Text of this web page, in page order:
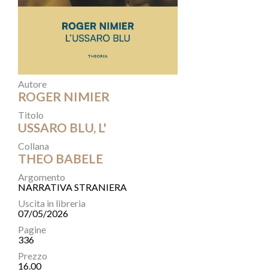
Autore
ROGER NIMIER
Titolo
USSARO BLU, L'
Collana
THEO BABELE
Argomento
NARRATIVA STRANIERA
Uscita in libreria
07/05/2026
Pagine
336
Prezzo
16.00